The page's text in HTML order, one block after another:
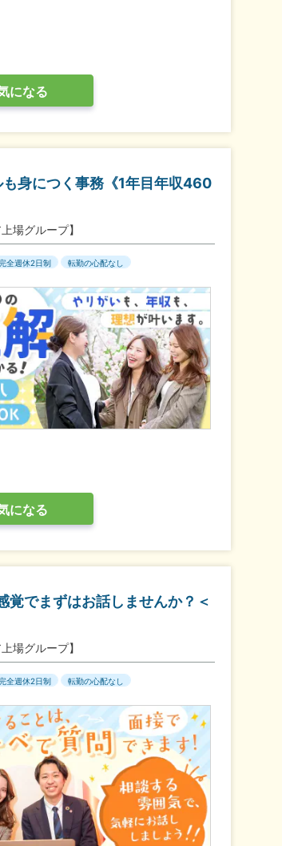
になる
も身につく事務《1年目年収460
場グループ】
全週休2日制 転勤の心配なし
になる
覚でまずはお話しませんか？＜
場グループ】
全週休2日制 転勤の心配なし